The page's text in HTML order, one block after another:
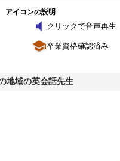
アイコンの説明
volume_mute クリックで音声再生
school卒業資格確認済み
地域の英会話先生